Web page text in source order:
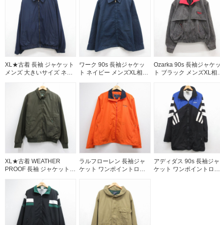
XL★古着 長袖 ジャケット
メンズ 大きいサイズ ネイ
ワーク 90s 長袖ジャケッ
ト ネイビー メンズXL相当
Ozarka 90s 長袖ジャケ
ト ブラック メンズXL相
XL★古着 WEATHER
PROOF 長袖 ジャケット
ラルフローレン 長袖ジャ
ケット ワンポイントロゴ
アディダス 90s 長袖ジャ
ケット ワンポイントロゴ